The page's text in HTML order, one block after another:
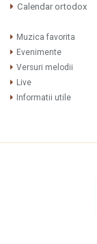
Calendar ortodox
Muzica favorita
Evenimente
Versuri melodii
Live
Informatii utile